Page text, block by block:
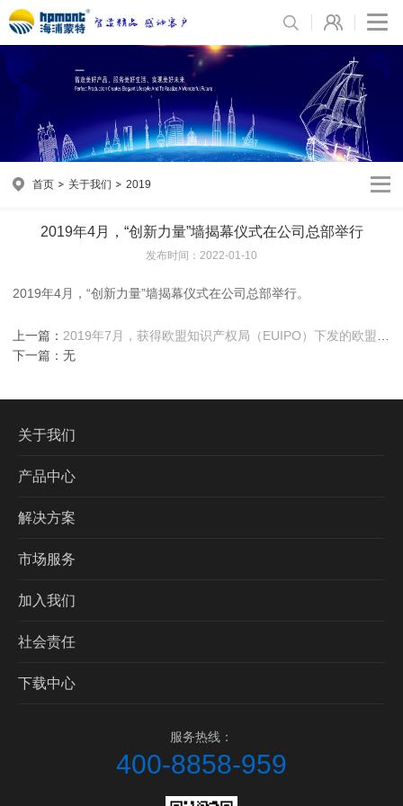
首页 关于我们 2019
2019年4月，“创新力量”墙揭幕仪式在公司总部举行
发布时间：2022-01-10
2019年4月，“创新力量”墙揭幕仪式在公司总部举行。
上一篇： 2019年7月，获得欧盟知识产权局（EUIPO）下发的欧盟商
标注册证书及韩国商标注册证书
下一篇：无
关于我们
产品中心
解决方案
市场服务
加入我们
社会责任
下载中心
服务热线：
400-8858-959